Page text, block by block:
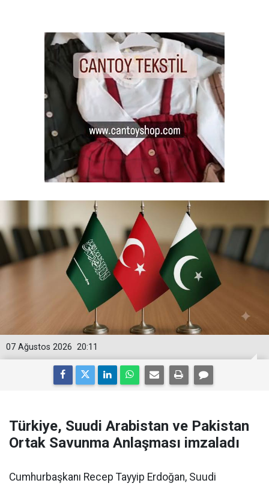
20:11
07 Ağustos 2026
Türkiye, Suudi Arabistan ve Pakistan
Ortak Savunma Anlaşması imzaladı
Cumhurbaşkanı Recep Tayyip Erdoğan, Suudi